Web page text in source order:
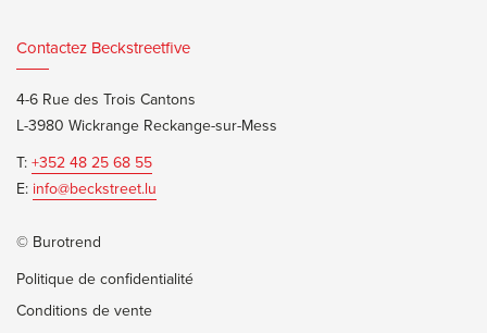
Contactez Beckstreetfive
4-6 Rue des Trois Cantons
L-3980 Wickrange Reckange-sur-Mess
T: +352 48 25 68 55
E: info@beckstreet.lu
© Burotrend
Politique de confidentialité
Conditions de vente